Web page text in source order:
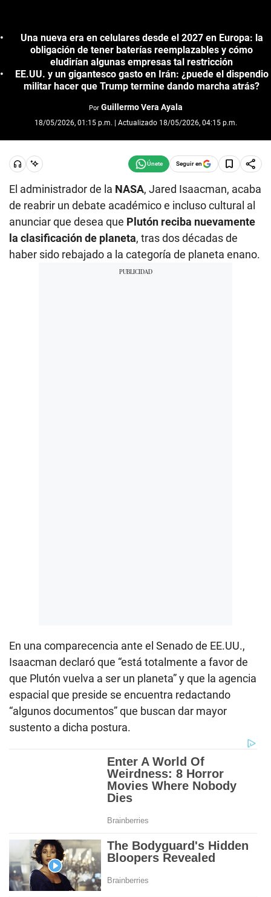
Una nueva era en celulares desde el 2027 en Europa: la
obligación de tener baterías reemplazables y cómo
eludirían algunas empresas tal restricción
EE.UU. y un gigantesco gasto en Irán: ¿puede el dispendio
militar hacer que Trump termine dando marcha atrás?
Por Guillermo Vera Ayala
18/05/2026, 01:15 p.m. | Actualizado 18/05/2026, 04:15 p.m.
Seguir en
El administrador de la NASA, Jared Isaacman, acaba
de reabrir un debate académico e incluso cultural al
anunciar que desea que Plutón reciba nuevamente
la clasificación de planeta, tras dos décadas de
haber sido rebajado a la categoría de planeta enano.
En una comparecencia ante el Senado de EE.UU.,
Isaacman declaró que “está totalmente a favor de
que Plutón vuelva a ser un planeta” y que la agencia
espacial que preside se encuentra redactando
“algunos documentos” que buscan dar mayor
sustento a dicha postura.